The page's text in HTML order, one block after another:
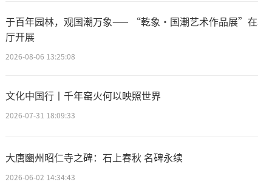
空了”。但实际上，来华
的一部分。国内也有类
翔曾透露，实际展出的藏
足1%：“不是没有家底
苦于没有足够的空间和条
于百年园林，观国潮万象—— “乾象·国潮艺术作品展”在北京动物园科普馆机动展
厅开展
2026-08-06 13:25:08
文化中国行丨千年窑火何以映照世界
2026-07-31 18:09:33
大唐豳州昭仁寺之碑：石上春秋 名碑永续
2026-06-02 14:34:43